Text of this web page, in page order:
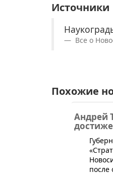
Источники
Все о
Похожие
Андрей
после